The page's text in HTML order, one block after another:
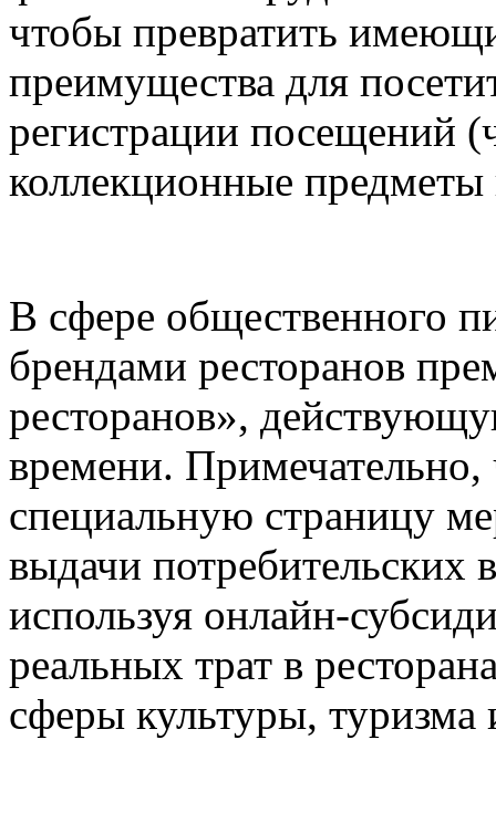
чтобы превратить
преимущества для
регистрации посещений
коллекционные
В сфере общественного
брендами ресторанов
ресторанов»,
времени. Примечательно,
специальную страницу
выдачи потребительских
используя онлайн-
реальных трат в
сферы культуры, туризма